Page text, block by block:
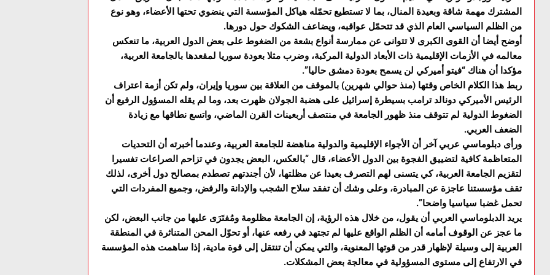
المشترك مهمة شاقة وبعيدة المنال، بما لا تستطيع تحمّله هياكل المؤسسة التي ينضوي تحتها الأعضاء، وهو نوع
من الظلم السياسي العام الذي قد تتحمّل عواقبه، ويضاعف الشكوك حول دورها.
أوضح أيضا أن القوى الكبرى لا تتوانى عن ممارسة أنواع بشعة من الضغوط على بعض الدول العربية، ما تنعكس
معالمه في الأزمات الإقليمية ذات الأبعاد الدولية المركبة، وضرب مثلا بعودة سوريا لمقعدها بالجامعة العربية،
مؤكدا أن هناك “فيتو أميركي لن يسمح بعودة دمشق حاليا”.
ربط هذا الكلام الخاص وقتها (منذ حوالي شهرين) بالموقف من العلاقة بين سوريا وإيران، ولم تكن أزمة اعتراف
الرئيس الأميركي دونالد ترامب بسيطرة إسرائيل على هضبة الجولان ظهرت بعد، وما لم يقله المسؤول الرفيع أن
الضغوط الدولية لم تتوقف منذ ظهور الجامعة في منتصف أربعينات القرن الماضي، واتسع نطاقها مع زيادة
الضعف العربي.
ورأى دبلوماسي عربي آخر أن الأجواء الإقليمية والدولية مناهضة للجامعة العربية، وعندما أخبرته أن التحديات
المتعاظمة كافية لتضييق الفجوة بين الدول الأعضاء، قال “بالعكس، البعض يجدون في تزاحم الصراعات تفسيرا
لتقزيم الجامعة العربية، كي يتسنى لهم التصرف بعيدا عن مظلتها، لأن أجندتهم تصطدم بمصالح دول أخرى، لذلك
تقف مؤسستنا عاجزة عن المبادرة، وعلى وشك أن تفقد سلاح الشجب والإدانة والرفض، وجميع المفردات التي
تحمل غضبا سياسيا واضحا”.
يريد الدبلوماسي العربي أن يقول، من خلال هذه الرؤية، إن الجامعة مظلومة ومُفتَرَى عليها من جانب البعض، لكن
ما عجز عن الوقوف أمامه أن الظلم الواقع عليها لم تجتهد في رفعه عنها، أو تحوّل المحن المتناثرة في المنطقة
العربية إلى وسيلة لإظهار قدر من قوتها المعنوية، والتي يمكن أن تنتقل إلى قوة مادية، إذا ساهمت هذه المؤسسة
في الارتفاع إلى مستوى المسؤولية في معالجة بعض المشكلات.